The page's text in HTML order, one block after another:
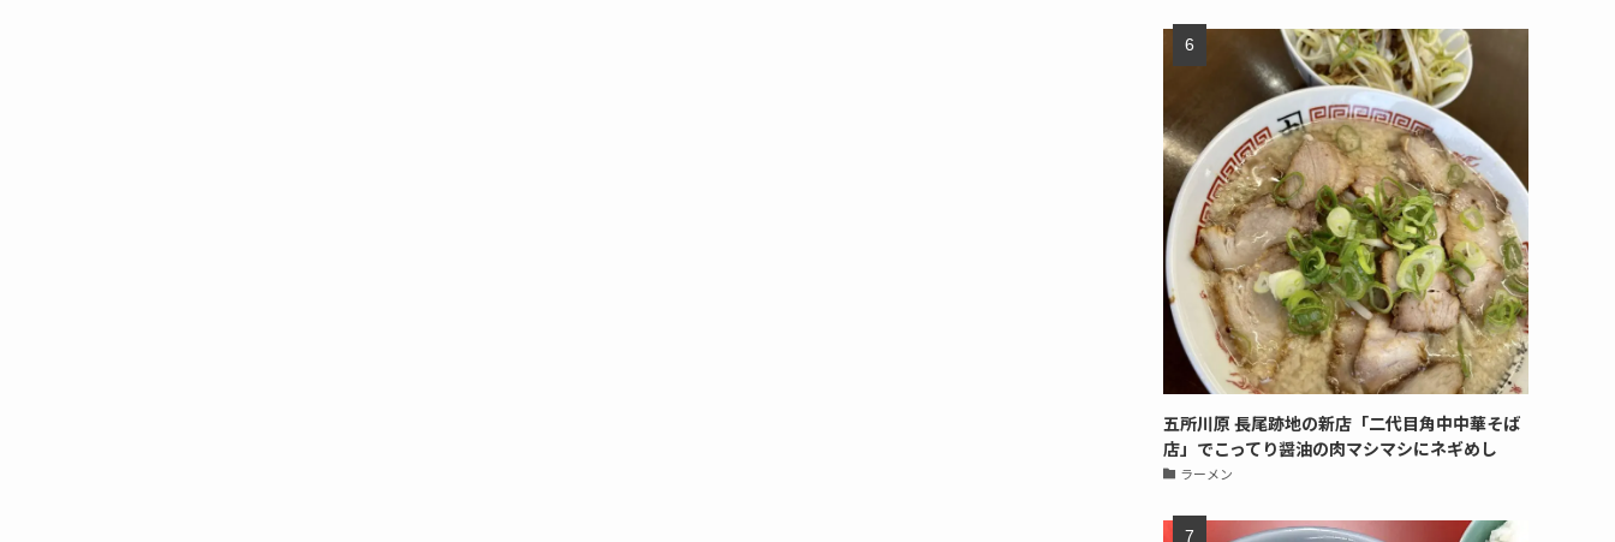
五所川原 長尾跡地の新店「二代目角中中華そば
店」でこってり醤油の肉マシマシにネギめし
ラーメン